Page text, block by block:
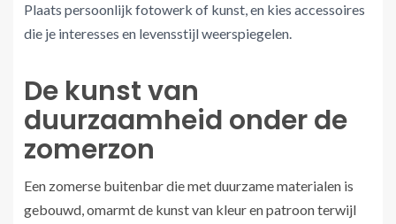
Plaats persoonlijk fotowerk of kunst, en kies accessoires
die je interesses en levensstijl weerspiegelen.
De kunst van
duurzaamheid onder de
zomerzon
Een zomerse buitenbar die met duurzame materialen is
gebouwd, omarmt de kunst van kleur en patroon terwijl